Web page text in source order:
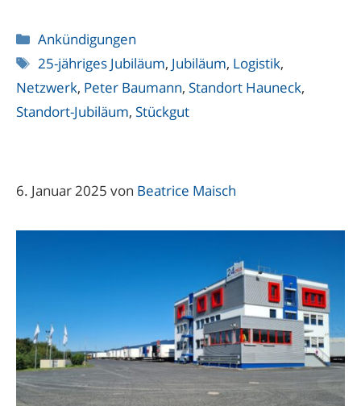
Kategorien
Ankündigungen
Schlagwörter
25-jähriges Jubiläum, Jubiläum, Logistik,
Netzwerk, Peter Baumann, Standort Hauneck,
Standort-Jubiläum, Stückgut
6. Januar 2025 von Beatrice Maisch